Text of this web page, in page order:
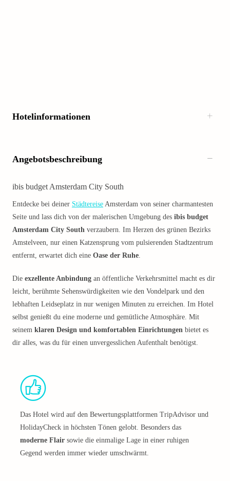
Hotelinformationen
Angebotsbeschreibung
ibis budget Amsterdam City South
Entdecke bei deiner Städtereise Amsterdam von seiner charmantesten
Seite und lass dich von der malerischen Umgebung des ibis budget
Amsterdam City South verzaubern. Im Herzen des grünen Bezirks
Amstelveen, nur einen Katzensprung vom pulsierenden Stadtzentrum
entfernt, erwartet dich eine Oase der Ruhe.
Die exzellente Anbindung an öffentliche Verkehrsmittel macht es dir
leicht, berühmte Sehenswürdigkeiten wie den Vondelpark und den
lebhaften Leidseplatz in nur wenigen Minuten zu erreichen. Im Hotel
selbst genießt du eine moderne und gemütliche Atmosphäre. Mit
seinem klaren Design und komfortablen Einrichtungen bietet es
dir alles, was du für einen unvergesslichen Aufenthalt benötigst.
Das Hotel wird auf den Bewertungsplattformen TripAdvisor und
HolidayCheck in höchsten Tönen gelobt. Besonders das
moderne Flair sowie die einmalige Lage in einer ruhigen
Gegend werden immer wieder umschwärmt.